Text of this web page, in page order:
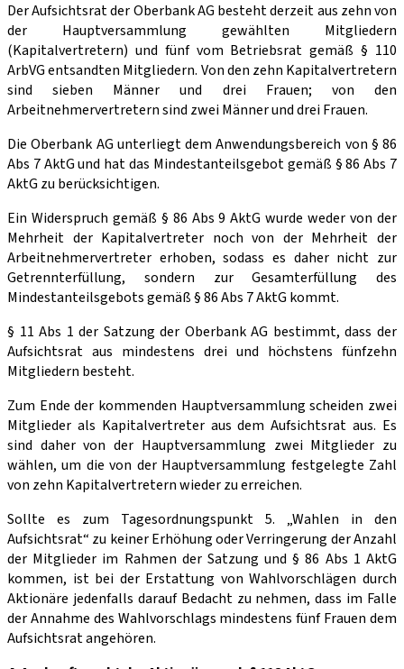
Der Aufsichtsrat der Oberbank AG besteht derzeit aus zehn von
der Hauptversammlung gewählten Mitgliedern
(Kapitalvertretern) und fünf vom Betriebsrat gemäß § 110
ArbVG entsandten Mitgliedern. Von den zehn Kapitalvertretern
sind sieben Männer und drei Frauen; von den
Arbeitnehmervertretern sind zwei Männer und drei Frauen.
Die Oberbank AG unterliegt dem Anwendungsbereich von § 86
Abs 7 AktG und hat das Mindestanteilsgebot gemäß § 86 Abs 7
AktG zu berücksichtigen.
Ein Widerspruch gemäß § 86 Abs 9 AktG wurde weder von der
Mehrheit der Kapitalvertreter noch von der Mehrheit der
Arbeitnehmervertreter erhoben, sodass es daher nicht zur
Getrennterfüllung, sondern zur Gesamterfüllung des
Mindestanteilsgebots gemäß § 86 Abs 7 AktG kommt.
§ 11 Abs 1 der Satzung der Oberbank AG bestimmt, dass der
Aufsichtsrat aus mindestens drei und höchstens fünfzehn
Mitgliedern besteht.
Zum Ende der kommenden Hauptversammlung scheiden zwei
Mitglieder als Kapitalvertreter aus dem Aufsichtsrat aus. Es
sind daher von der Hauptversammlung zwei Mitglieder zu
wählen, um die von der Hauptversammlung festgelegte Zahl
von zehn Kapitalvertretern wieder zu erreichen.
Sollte es zum Tagesordnungspunkt 5. „Wahlen in den
Aufsichtsrat“ zu keiner Erhöhung oder Verringerung der Anzahl
der Mitglieder im Rahmen der Satzung und § 86 Abs 1 AktG
kommen, ist bei der Erstattung von Wahlvorschlägen durch
Aktionäre jedenfalls darauf Bedacht zu nehmen, dass im Falle
der Annahme des Wahlvorschlags mindestens fünf Frauen dem
Aufsichtsrat angehören.